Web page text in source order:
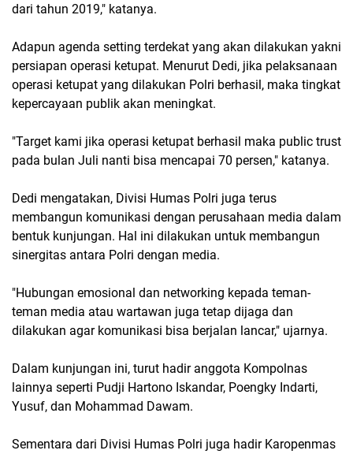
dari tahun 2019," katanya.
Adapun agenda setting terdekat yang akan dilakukan yakni
persiapan operasi ketupat. Menurut Dedi, jika pelaksanaan
operasi ketupat yang dilakukan Polri berhasil, maka tingkat
kepercayaan publik akan meningkat.
"Target kami jika operasi ketupat berhasil maka public trust
pada bulan Juli nanti bisa mencapai 70 persen," katanya.
Dedi mengatakan, Divisi Humas Polri juga terus
membangun komunikasi dengan perusahaan media dalam
bentuk kunjungan. Hal ini dilakukan untuk membangun
sinergitas antara Polri dengan media.
"Hubungan emosional dan networking kepada teman-
teman media atau wartawan juga tetap dijaga dan
dilakukan agar komunikasi bisa berjalan lancar," ujarnya.
Dalam kunjungan ini, turut hadir anggota Kompolnas
lainnya seperti Pudji Hartono Iskandar, Poengky Indarti,
Yusuf, dan Mohammad Dawam.
Sementara dari Divisi Humas Polri juga hadir Karopenmas